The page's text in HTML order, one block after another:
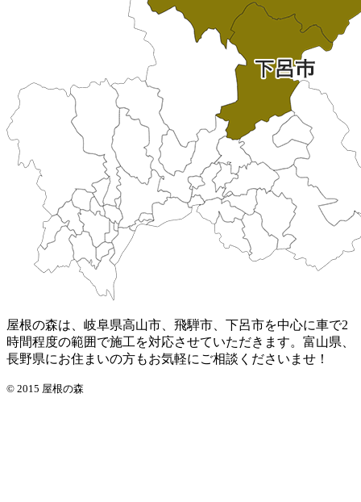
屋根の森は、岐阜県高山市、飛騨市、下呂市を中心に車で2
時間程度の範囲で施工を対応させていただきます。富山県、
長野県にお住まいの方もお気軽にご相談くださいませ！
© 2015 屋根の森